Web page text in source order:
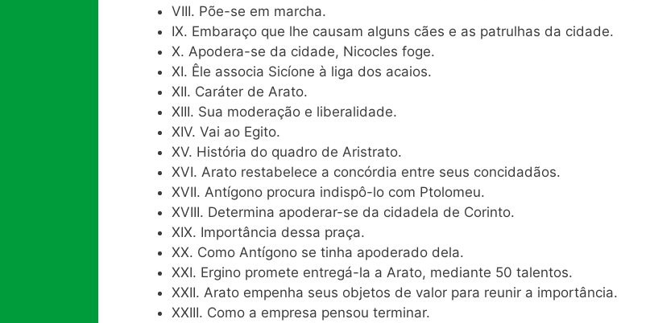
VIII. Põe-se em marcha.
IX. Embaraço que lhe causam alguns cães e as patrulhas da cidade.
X. Apodera-se da cidade, Nicocles foge.
XI. Êle associa Sicíone à liga dos acaios.
XII. Caráter de Arato.
XIII. Sua moderação e liberalidade.
XIV. Vai ao Egito.
XV. História do quadro de Aristrato.
XVI. Arato restabelece a concórdia entre seus concidadãos.
XVII. Antígono procura indispô-lo com Ptolomeu.
XVIII. Determina apoderar-se da cidadela de Corinto.
XIX. Importância dessa praça.
XX. Como Antígono se tinha apoderado dela.
XXI. Ergino promete entregá-la a Arato, mediante 50 talentos.
XXII. Arato empenha seus objetos de valor para reunir a importância.
XXIII. Como a empresa pensou terminar.